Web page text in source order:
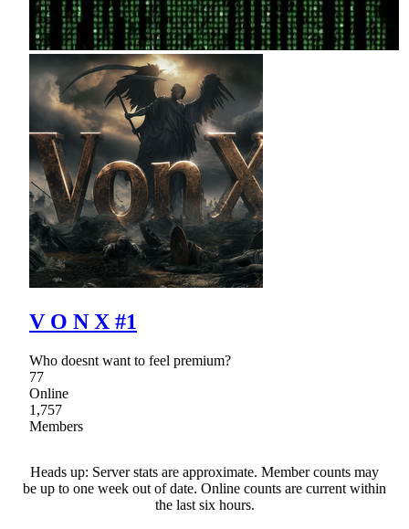
V O N X #1
Who doesnt want to feel premium?
77
Online
1,757
Members
Heads up: Server stats are approximate. Member counts may
be up to one week out of date. Online counts are current within
the last six hours.